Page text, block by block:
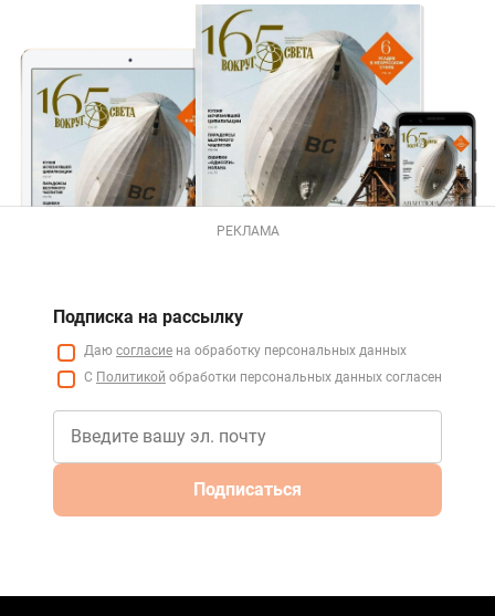
РЕКЛАМА
Подписка на рассылку
Даю согласие на обработку персональных данных
С Политикой обработки персональных данных согласен
Подписаться